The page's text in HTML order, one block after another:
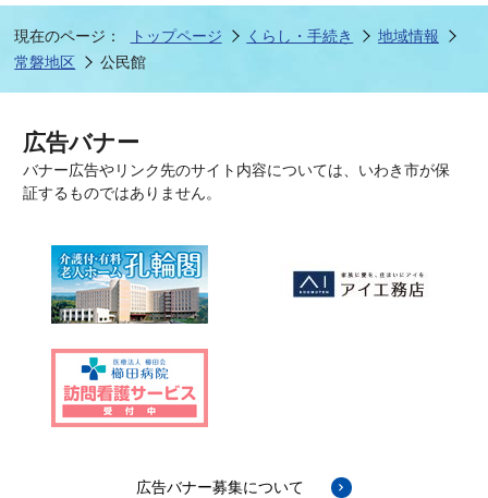
現在のページ： トップページ くらし・手続き
地域情報
常磐地区
公民館
広告バナー
バナー広告やリンク先のサイト内容については、いわき市が保
証するものではありません。
広告バナー募集について